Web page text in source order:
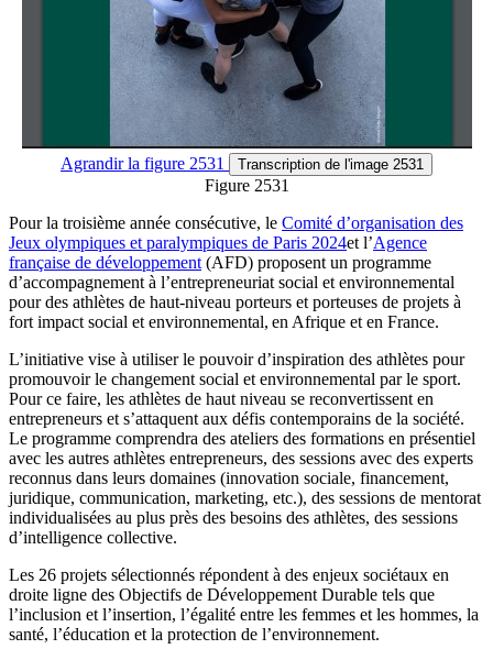
Agrandirla figure 2531 Transcription de l'image 2531
Figure 2531
Pour la troisième année consécutive, le Comité d’organisation des
Jeux olympiques et paralympiques de Paris 2024et l’Agence
française de développement (AFD) proposent un programme
d’accompagnement à l’entrepreneuriat social et environnemental
pour des athlètes de haut-niveau porteurs et porteuses de projets à
fort impact social et environnemental, en Afrique et en France.
L’initiative vise à utiliser le pouvoir d’inspiration des athlètes pour
promouvoir le changement social et environnemental par le sport.
Pour ce faire, les athlètes de haut niveau se reconvertissent en
entrepreneurs et s’attaquent aux défis contemporains de la société.
Le programme comprendra des ateliers des formations en présentiel
avec les autres athlètes entrepreneurs, des sessions avec des experts
reconnus dans leurs domaines (innovation sociale, financement,
juridique, communication, marketing, etc.), des sessions de mentorat
individualisées au plus près des besoins des athlètes, des sessions
d’intelligence collective.
Les 26 projets sélectionnés répondent à des enjeux sociétaux en
droite ligne des Objectifs de Développement Durable tels que
l’inclusion et l’insertion, l’égalité entre les femmes et les hommes, la
santé, l’éducation et la protection de l’environnement.